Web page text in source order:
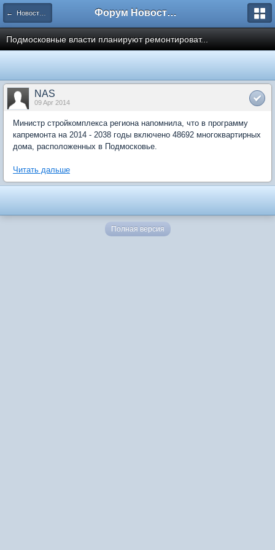
← Новости рынка недвижимости Форум Новостройки
Подмосковные власти планируют ремонтироват...
NAS
09 Apr 2014
Министр стройкомплекса региона напомнила, что в программу
капремонта на 2014 - 2038 годы включено 48692 многоквартирных
дома, расположенных в Подмосковье.
Читать дальше
Полная версия